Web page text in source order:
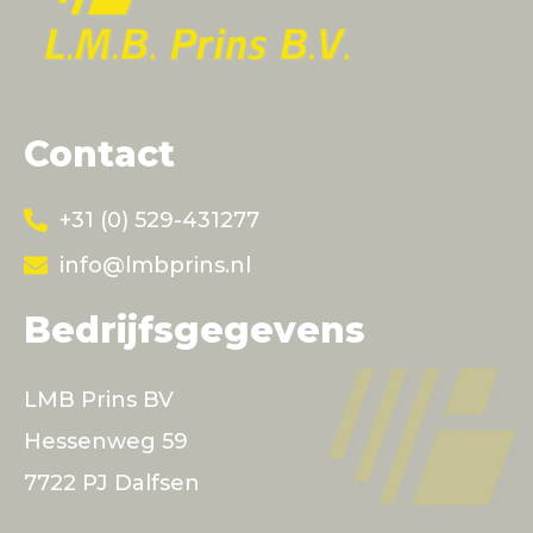
Contact
+31 (0) 529-431277
info@lmbprins.nl
Bedrijfsgegevens
LMB Prins BV
Hessenweg 59
7722 PJ Dalfsen